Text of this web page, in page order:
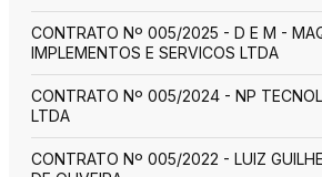
CONTRATO Nº 005/2025 - D E M -
IMPLEMENTOS E SERVICOS LTDA
CONTRATO Nº 005/2024 - NP
LTDA
CONTRATO Nº 005/2022 - LUIZ